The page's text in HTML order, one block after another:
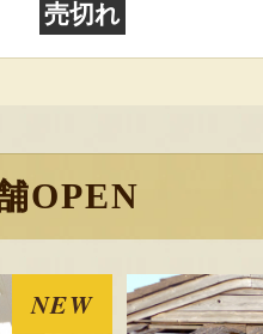
売切れ
OPEN
NEW